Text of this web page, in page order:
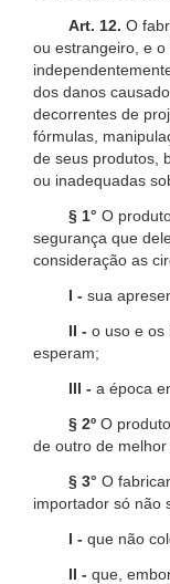
Art. 12. O
ou estrangeiro, e o
dos danos
decorrentes de
fórmulas,
de seus produtos,
ou inadequadas
§ 1° O
segurança que
consideração as
I - sua
II - o uso e os
esperam;
III - a época
§ 2º O
de outro de
§ 3° O
importador só não
I - que não
II - que,